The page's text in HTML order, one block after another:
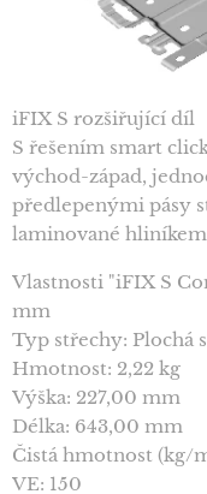
iFIX S rozšiřující díl
S řešením smart
východ-západ,
předlepenými pásy
laminované hliníkem
Vlastnosti "iFIX S
mm
Typ střechy: Plochá
Hmotnost: 2,22 kg
Výška: 227,00 mm
Délka: 643,00 mm
Čistá hmotnost (kg/
VE: 150